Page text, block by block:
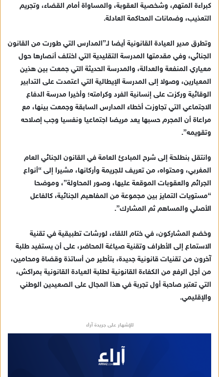
ت
ر
كبراءة المتهم، وشخصية العقوبة، والمساواة أمام القضاء، وتجريم
التعذيب، وضمانات المحاكمة العادلة.
وتطرق مدير العيادة القانونية أيضا لـ”المدارس التي طورت من القانون
الجنائي، وفي مقدمتها المدرسة التقليدية التي اختلف أنصارها حول
معياري المنفعة والعدالة، والمدرسة الحديثة التي جمعت بين هذين
المعيارين، وصولا إلى المدرسة الإيطالية التي اعتمدت على التدابير
الوقائية وركزت على إنسانية الفرد وكرامته؛ وأخيرا مدرسة الدفاع
الاجتماعي التي تجاوزت أخطاء المدارس السابقة وجمعت بينها، مع
مراعاة أن المجرم حسبها يعد مريضا اجتماعيا ونفسيا وجب إصلاحه
وتقويمه”.
وانتقل بنطلحة إلى شرح المبادئ العامة في القانون الجنائي العام
المغربي، ومحتواه، من تعريف للجريمة وأركانها، مشيرا إلى “أنواع
الجرائم والعقوبات الموقعة عليها، وصور المحاولة”، وموضحا
“مستويات التمايز بين مجموعة من المفاهيم الجنائية، كالفاعل
الأصلي والمساهم ثم المشارك”.
وخضع المشاركون، في ختام اللقاء، لورشات تطبيقية في تقنية
الاستماع إلى الأطراف وتقنية صياغة المحاضر، على أن يستفيد طلبة
آخرون من تقنيات قانونية جديدة، بتأطير من أساتذة وقضاة ومحامين،
من أجل الرفع من الكفاءة القانونية لطلبة العيادة القانونية بمراكش،
التي تعتبر صاحبة أول تجربة في هذا المجال على الصعيدين الوطني
والإقليمي.
للإشهار على جريدة آراء